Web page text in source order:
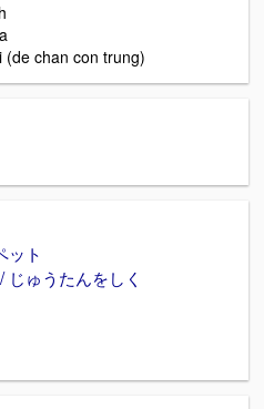
(de chan con trung)
ット
ゅうたんをしく